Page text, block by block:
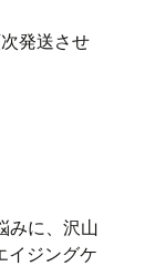
発送させ
に、沢山
イジングケ